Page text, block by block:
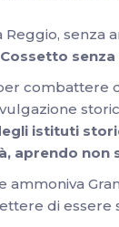
Reggio, senza
combattere
istituti
aprendo non
ammoniva
di essere